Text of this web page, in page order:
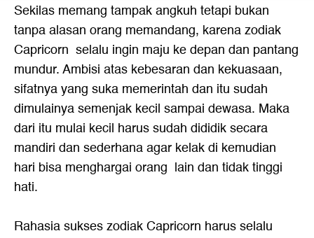
Sekilas memang tampak angkuh tetapi bukan
tanpa alasan orang memandang, karena zodiak
Capricorn selalu ingin maju ke depan dan pantang
mundur. Ambisi atas kebesaran dan kekuasaan,
sifatnya yang suka memerintah dan itu sudah
dimulainya semenjak kecil sampai dewasa. Maka
dari itu mulai kecil harus sudah dididik secara
mandiri dan sederhana agar kelak di kemudian
hari bisa menghargai orang lain dan tidak tinggi
hati.
Rahasia sukses zodiak Capricorn harus selalu